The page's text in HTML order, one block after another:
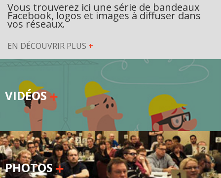
Vous trouverez ici une série de bandeaux
Facebook, logos et images à diffuser dans
vos réseaux.
EN DÉCOUVRIR PLUS +
VIDÉOS
PHOTOS